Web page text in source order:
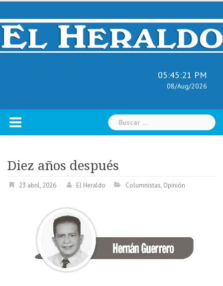
Skip
content
05:45:22 PM
08/Aug/2026
Buscar:
Diez años después
23 abril, 2026 El Heraldo Columnistas, Opinión